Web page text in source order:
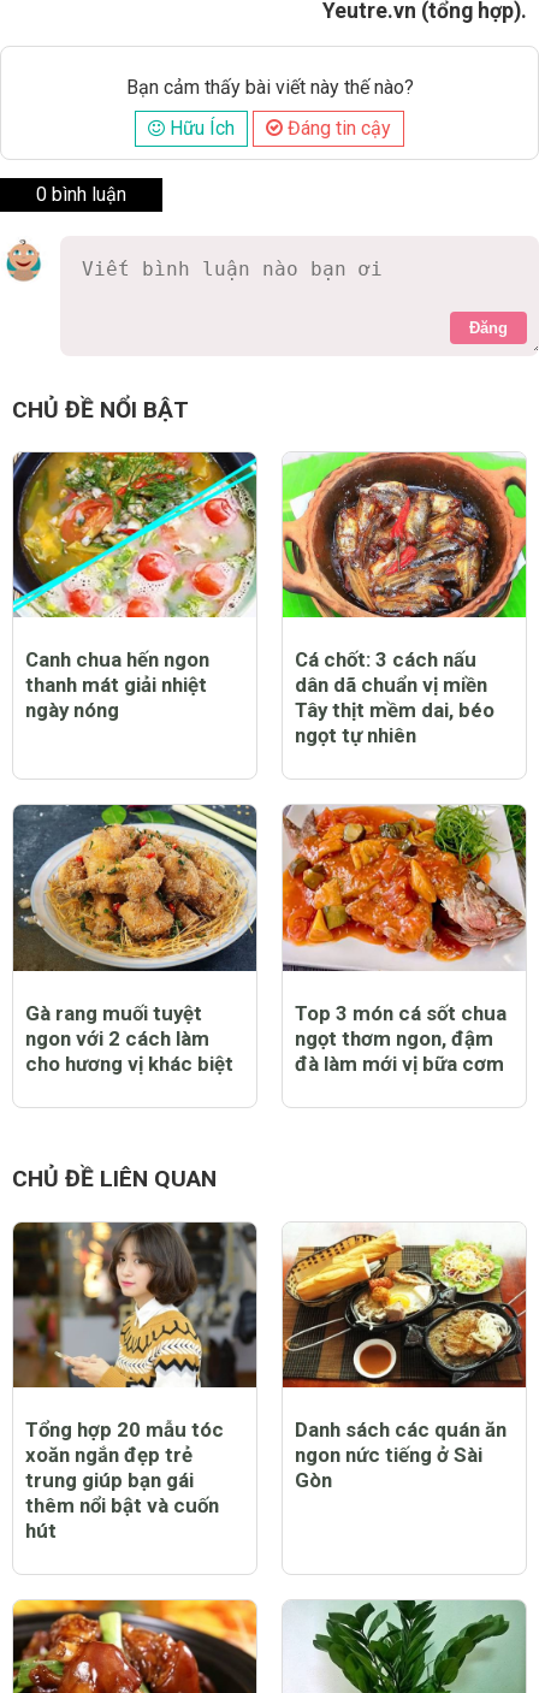
Yeutre.vn (tổng hợp).
Bạn cảm thấy bài viết này thế nào?
Hữu Ích
Đáng tin cậy
0 bình luận
Đăng
CHỦ ĐỀ NỔI BẬT
Canh chua hến ngon
thanh mát giải nhiệt
ngày nóng
Cá chốt: 3 cách nấu
dân dã chuẩn vị miền
Tây thịt mềm dai, béo
ngọt tự nhiên
Gà rang muối tuyệt
ngon với 2 cách làm
cho hương vị khác biệt
Top 3 món cá sốt chua
ngọt thơm ngon, đậm
đà làm mới vị bữa cơm
CHỦ ĐỀ LIÊN QUAN
Tổng hợp 20 mẫu tóc
xoăn ngắn đẹp trẻ
trung giúp bạn gái
thêm nổi bật và cuốn
hút
Danh sách các quán ăn
ngon nức tiếng ở Sài
Gòn